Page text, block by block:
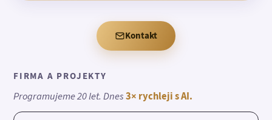
Kontakt
FIRMA A PROJEKTY
Programujeme 20 let. Dnes3× rychleji s AI.